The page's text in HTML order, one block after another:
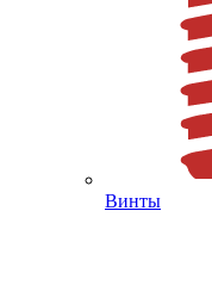
Винты